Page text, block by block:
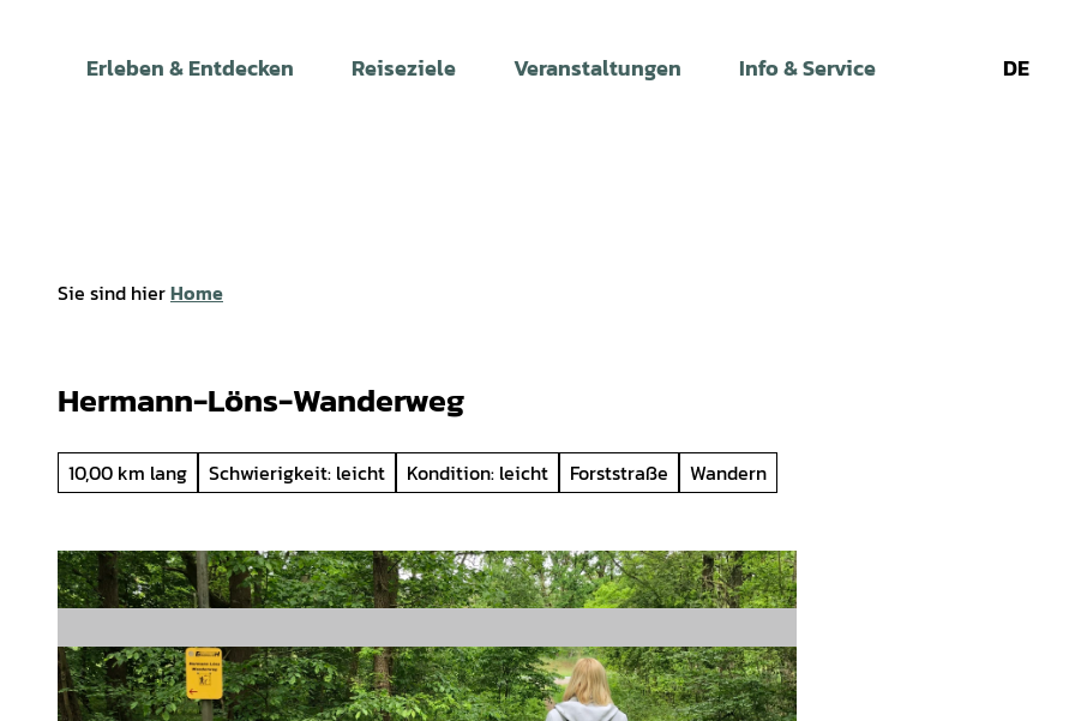
Erleben & Entdecken Reiseziele Veranstaltungen Info & Service DE
Sie sind hierHome
Hermann-Löns-Wanderweg
10,00 km lang Schwierigkeit: leicht Kondition: leicht Forststraße Wandern